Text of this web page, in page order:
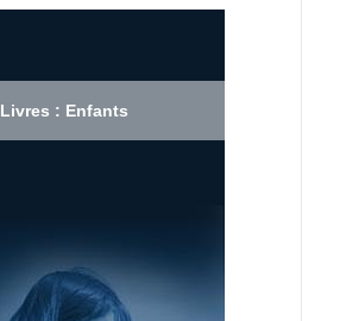
Livres : Enfants